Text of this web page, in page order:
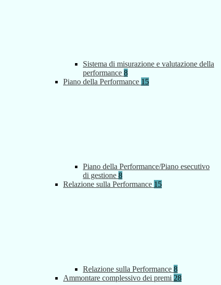
Sistema di misurazione e valutazione della
performance 8
Piano della Performance 15
Piano della Performance/Piano esecutivo
di gestione 8
Relazione sulla Performance 15
Relazione sulla Performance 8
Ammontare complessivo dei premi 28